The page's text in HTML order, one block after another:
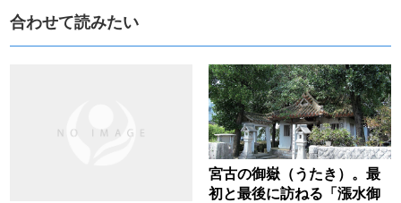
合わせて読みたい
宮古の御嶽（うたき）。最
初と最後に訪ねる「漲水御